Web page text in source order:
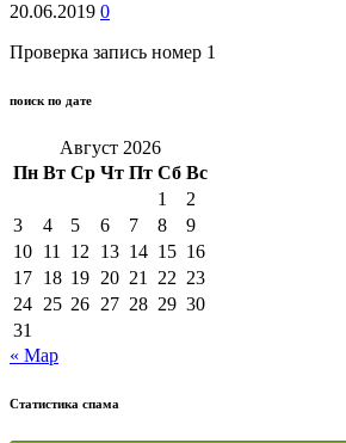
20.06.2019 0
Проверка запись номер 1
поиск по дате
Август 2026
Пн Вт Ср Чт Пт Сб Вс
1
2
3
4 5 6 7 8
9
10 11 12 13 14 15 16
17 18 19 20 21 22 23
24 25 26 27 28 29 30
31
« Мар
Статистика спама